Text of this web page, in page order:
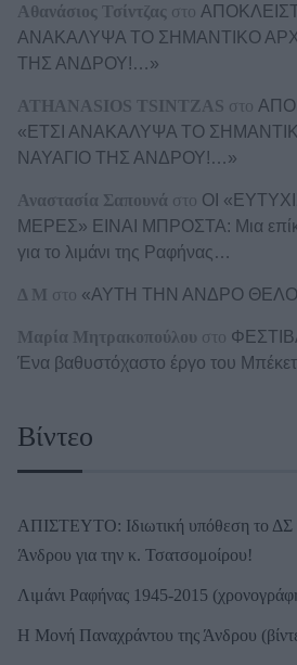
Αθανάσιος Τσίντζας στο
ΑΝΑΚΑΛΥΨΑ ΤΟ ΣΗΜΑΝΤΙΚΟ
ΤΗΣ ΑΝΔΡΟΥ!…»
ATHANASIOS TSINTZAS στο
«ΕΤΣΙ ΑΝΑΚΑΛΥΨΑ ΤΟ
ΝΑΥΑΓΙΟ ΤΗΣ ΑΝΔΡΟΥ!…»
Αναστασία Σαπουνά στο ΟΙ
ΜΕΡΕΣ» ΕΙΝΑΙ ΜΠΡΟΣΤΑ: Μια
για το λιμάνι της Ραφήνας…
Δ Μ στο «ΑΥΤΗ ΤΗΝ ΑΝΔΡΟ
Μαρία Μητρακοπούλου στο
Ένα βαθυστόχαστο έργο του Μπέκετ
Βίντεο
ΑΠΙΣΤΕΥΤΟ: Ιδιωτική υπόθεση το ΔΣ
Άνδρου για την κ. Τσατσομοίρου!
Λιμάνι Ραφήνας 1945-2015
Η Μονή Παναχράντου της Άνδρου